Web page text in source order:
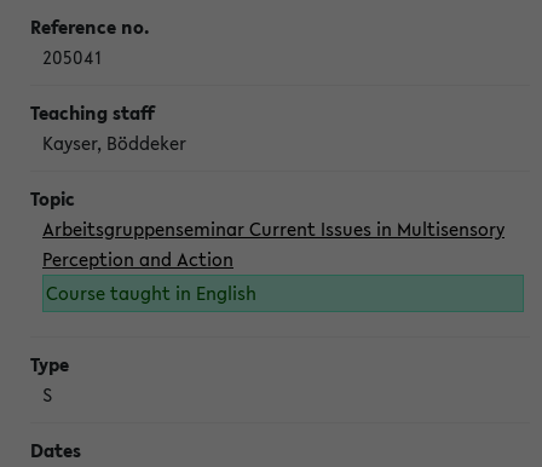
205041
Kayser, Böddeker
Arbeitsgruppenseminar Current Issues in Multisensory
Perception and Action
Course taught in English
S